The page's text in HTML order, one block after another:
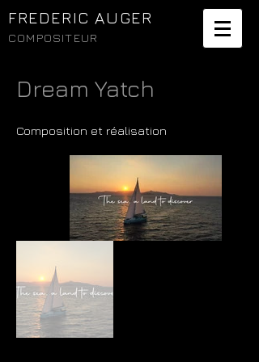
FREDERIC AUGER
COMPOSITEUR
Dream Yatch
Composition et réalisation